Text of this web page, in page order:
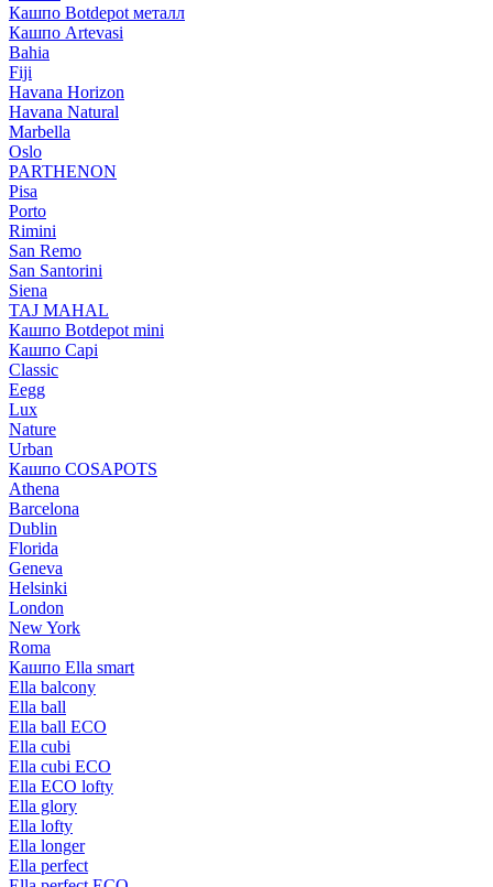
Кашпо Botdepot металл
Кашпо Artevasi
Bahia
Fiji
Havana Horizon
Havana Natural
Marbella
Oslo
PARTHENON
Pisa
Porto
Rimini
San Remo
San Santorini
Siena
TAJ MAHAL
Кашпо Botdepot mini
Кашпо Capi
Classic
Eegg
Lux
Nature
Urban
Кашпо COSAPOTS
Athena
Barcelona
Dublin
Florida
Geneva
Helsinki
London
New York
Roma
Кашпо Ella smart
Ella balcony
Ella ball
Ella ball ECO
Ella cubi
Ella cubi ECO
Ella ECO lofty
Ella glory
Ella lofty
Ella longer
Ella perfect